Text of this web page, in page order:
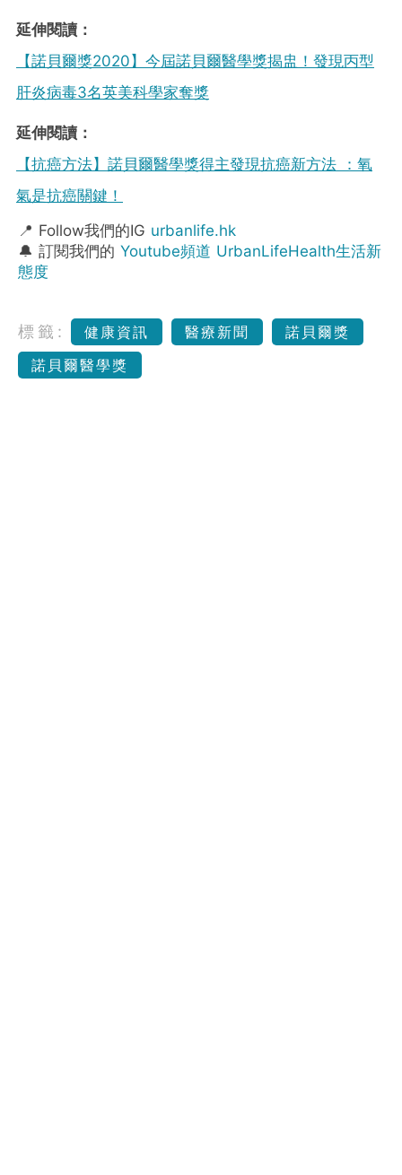
延伸閱讀：
【諾貝爾獎2020】今屆諾貝爾醫學獎揭盅！發現丙型
肝炎病毒3名英美科學家奪獎
延伸閱讀：
【抗癌方法】諾貝爾醫學獎得主發現抗癌新方法 ：氧
氣是抗癌關鍵！
📍 Follow我們的IG urbanlife.hk
🔔 訂閱我們的 Youtube頻道 UrbanLifeHealth生活新
態度
標籤: 健康資訊 醫療新聞
諾貝爾獎
諾貝爾醫學獎